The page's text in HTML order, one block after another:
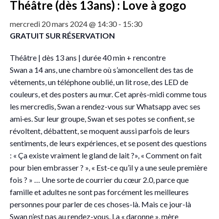
Théâtre (dès 13ans) : Love à gogo
mercredi 20 mars 2024 @ 14:30- 15:30
GRATUIT SUR RÉSERVATION
Théâtre | dès 13 ans | durée 40 min + rencontre
Swan a 14 ans, une chambre où s’amoncellent des tas de
vêtements, un téléphone oublié, un lit rose, des LED de
couleurs, et des posters au mur. Cet après-midi comme tous
les mercredis, Swan a rendez-vous sur Whatsapp avec ses
ami·es. Sur leur groupe, Swan et ses potes se confient, se
révoltent, débattent, se moquent aussi parfois de leurs
sentiments, de leurs expériences, et se posent des questions
: « Ça existe vraiment le gland de lait ?», « Comment on fait
pour bien embrasser ? », « Est-ce qu’il y a une seule première
fois ? » … Une sorte de courrier du cœur 2.0, parce que
famille et adultes ne sont pas forcément les meilleures
personnes pour parler de ces choses-là. Mais ce jour-là
Swan n’est pas au rendez-vous. La « daronne », mère